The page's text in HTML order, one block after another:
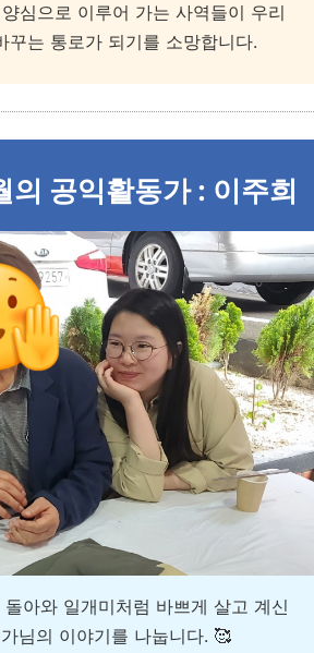
심으로 이루어 가는 사역들이 우리
꾸는 통로가 되기를 소망합니다.
의 공익활동가 : 이주희
아와 일개미처럼 바쁘게 살고 계신
님의 이야기를 나눕니다. 🥰